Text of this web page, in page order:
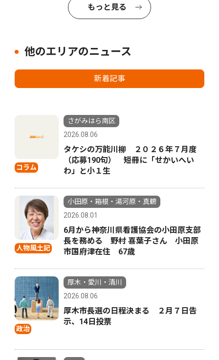
もっと見る
他のエリアのニュース
新着記事
コラム
さがみはら南区
2026.08.06
タケシの万能川柳 ２０２６年７月度
（応募190句） 短冊に「せかいへい
わ」と小１生
人物風土記
小田原・箱根・湯河原・真鶴
2026.08.01
6月から神奈川県看護協会の小田原支部
長を務める 野村 喜葉子さん 小田原
市国府津在住 67歳
政治
厚木・愛川・清川
2026.08.06
厚木市長選の日程決まる ２月７日告
示、14日投票